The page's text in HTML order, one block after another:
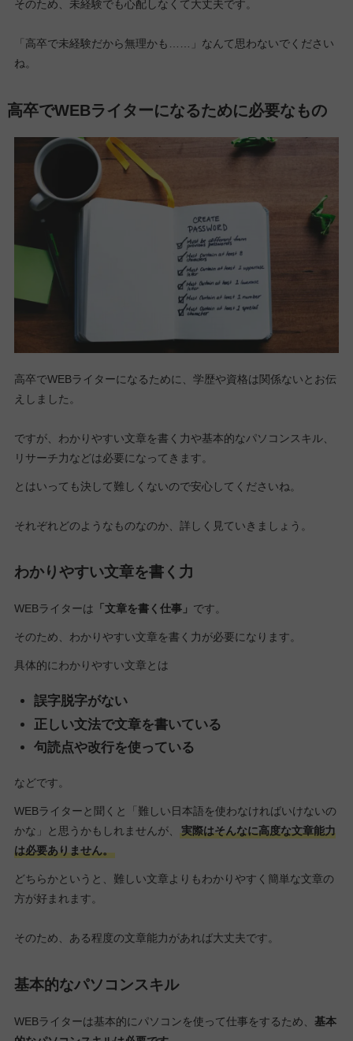
そのため、未経験でも心配しなくて大丈夫です。
「高卒で未経験だから無理かも……」なんて思わないでください
ね。
高卒でWEBライターになるために必要なもの
高卒でWEBライターになるために、学歴や資格は関係ないとお伝
えしました。
ですが、わかりやすい文章を書く力や基本的なパソコンスキル、
リサーチ力などは必要になってきます。
とはいっても決して難しくないので安心してくださいね。
それぞれどのようなものなのか、詳しく見ていきましょう。
わかりやすい文章を書く力
WEBライターは 「文章を書く仕事」 です。
そのため、わかりやすい文章を書く力が必要になります。
具体的にわかりやすい文章とは
誤字脱字がない
正しい文法で文章を書いている
句読点や改行を使っている
などです。
WEBライターと聞くと「難しい日本語を使わなければいけないの
かな」と思うかもしれませんが、
実際はそんなに高度な文章能力
は必要ありません。
どちらかというと、難しい文章よりもわかりやすく簡単な文章の
方が好まれます。
そのため、ある程度の文章能力があれば大丈夫です。
基本的なパソコンスキル
WEBライターは基本的にパソコンを使って仕事をするため、 基本